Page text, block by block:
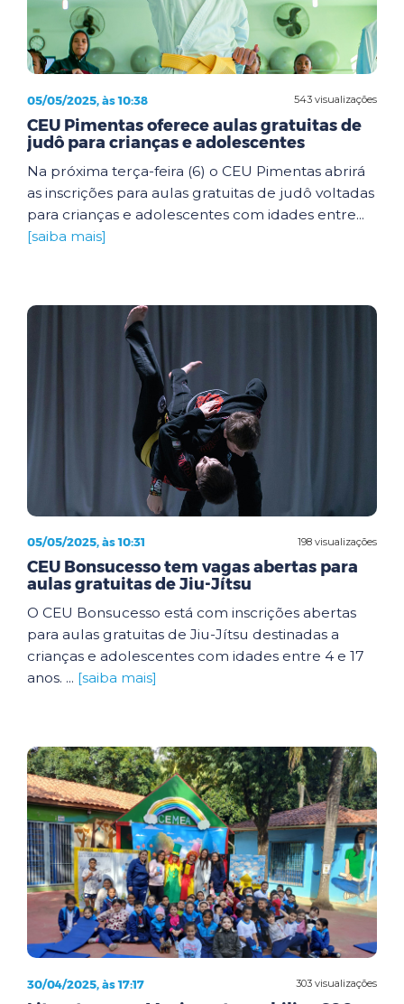
543 visualizações
05/05/2025, às 10:38
CEU Pimentas oferece aulas gratuitas de
judô para crianças e adolescentes
Na próxima terça-feira (6) o CEU Pimentas abrirá
as inscrições para aulas gratuitas de judô voltadas
para crianças e adolescentes com idades entre...
[saiba mais]
198 visualizações
05/05/2025, às 10:31
CEU Bonsucesso tem vagas abertas para
aulas gratuitas de Jiu-Jítsu
O CEU Bonsucesso está com inscrições abertas
para aulas gratuitas de Jiu-Jítsu destinadas a
crianças e adolescentes com idades entre 4 e 17
anos. ... [saiba mais]
303 visualizações
30/04/2025, às 17:17